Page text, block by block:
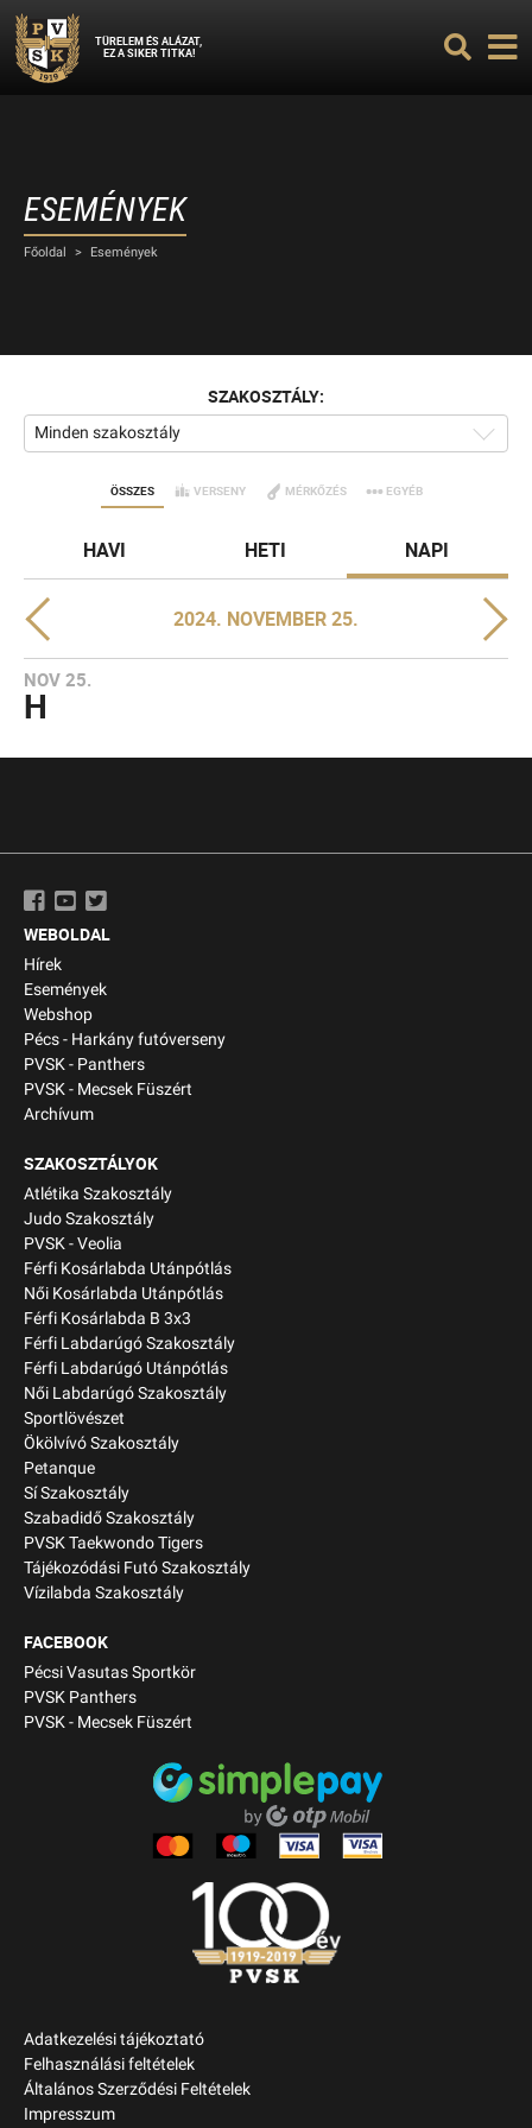
TÜRELEM ÉS ALÁZAT,
EZ A SIKER TITKA!
ESEMÉNYEK
Főoldal > Események
SZAKOSZTÁLY:
Minden szakosztály
ÖSSZES VERSENY MÉRKŐZÉS EGYÉB
HAVI HETI NAPI
2024. NOVEMBER 25.
NOV 25.
H
WEBOLDAL
Hírek
Események
Webshop
Pécs - Harkány futóverseny
PVSK - Panthers
PVSK - Mecsek Füszért
Archívum
SZAKOSZTÁLYOK
Atlétika Szakosztály
Judo Szakosztály
PVSK - Veolia
Férfi Kosárlabda Utánpótlás
Női Kosárlabda Utánpótlás
Férfi Kosárlabda B 3x3
Férfi Labdarúgó Szakosztály
Férfi Labdarúgó Utánpótlás
Női Labdarúgó Szakosztály
Sportlövészet
Ökölvívó Szakosztály
Petanque
Sí Szakosztály
Szabadidő Szakosztály
PVSK Taekwondo Tigers
Tájékozódási Futó Szakosztály
Vízilabda Szakosztály
FACEBOOK
Pécsi Vasutas Sportkör
PVSK Panthers
PVSK - Mecsek Füszért
Adatkezelési tájékoztató
Felhasználási feltételek
Általános Szerződési Feltételek
Impresszum